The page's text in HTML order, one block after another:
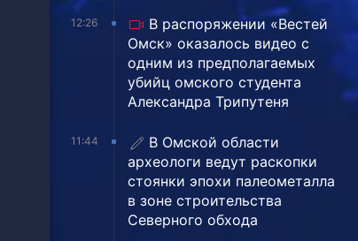
12:26
В распоряжении «Вестей
Омск» оказалось видео с
одним из предполагаемых
убийц омского студента
Александра Трипутеня
11:44
В Омской области
археологи ведут раскопки
стоянки эпохи палеометалла
в зоне строительства
Северного обхода